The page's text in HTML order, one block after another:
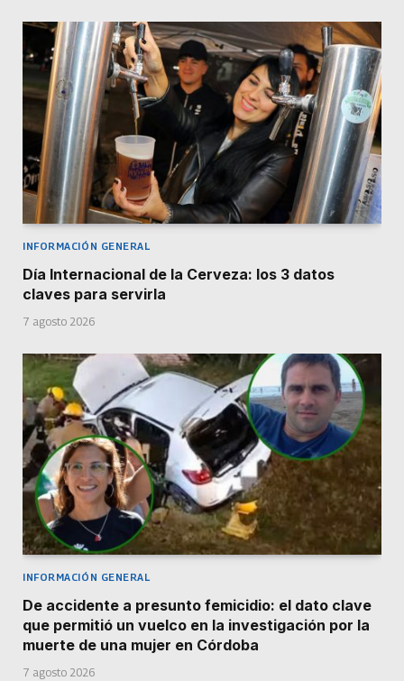
INFORMACIÓN GENERAL
Día Internacional de la Cerveza: los 3 datos
claves para servirla
7 agosto 2026
INFORMACIÓN GENERAL
De accidente a presunto femicidio: el dato clave
que permitió un vuelco en la investigación por la
muerte de una mujer en Córdoba
7 agosto 2026